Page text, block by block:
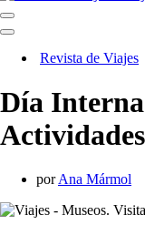
Menú
de
navegación
Menú
Revista de Viajes
Día
Actividades
porAna Mármol